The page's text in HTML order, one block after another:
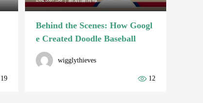
19
Behind the Scenes: How Googl
e Created Doodle Baseball
wigglythieves
12